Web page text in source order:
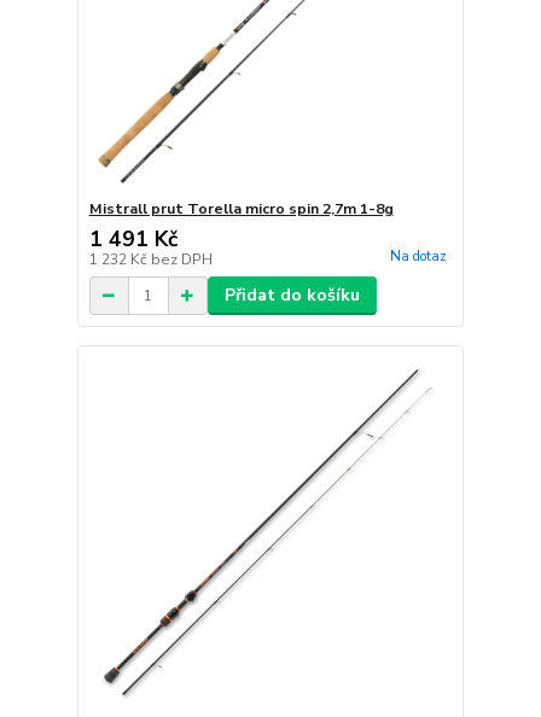
Mistrall prut Torella micro spin 2,7m 1-8g
1 491 Kč
1 232 Kč bez DPH Na dotaz
Přidat do košíku